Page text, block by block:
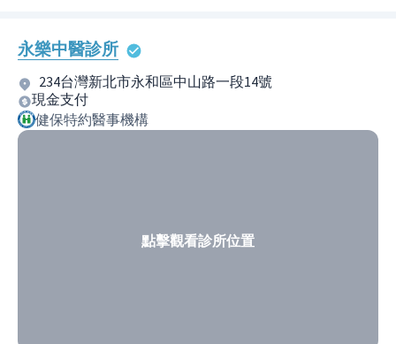
永樂中醫診所
234台灣新北市永和區中山路一段14號
現金支付
健保特約醫事機構
點擊觀看診所位置